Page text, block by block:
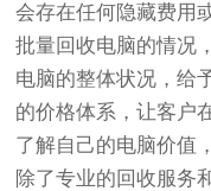
会存在任何隐藏费用
批量回收电脑的情况
电脑的整体状况，给
的价格体系，让客户
了解自己的电脑价值
除了专业的回收服务